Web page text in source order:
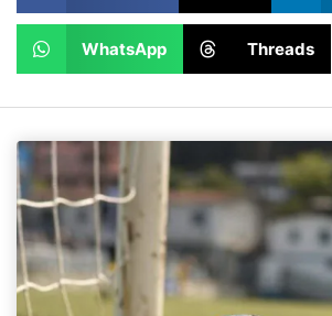
WhatsApp Threads